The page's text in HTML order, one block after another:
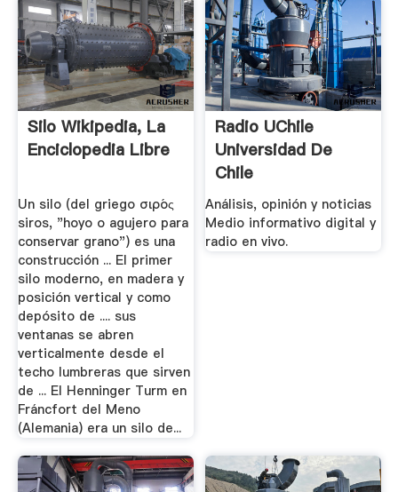
Silo Wikipedia, La
Enciclopedia Libre
Un silo (del griego σιρός
siros, "hoyo o agujero para
conservar grano") es una
construcción ... El primer
silo moderno, en madera y
posición vertical y como
depósito de .... sus
ventanas se abren
verticalmente desde el
techo lumbreras que sirven
de ... El Henninger Turm en
Fráncfort del Meno
(Alemania) era un silo de...
Radio UChile
Universidad De
Chile
Análisis, opinión y noticias
Medio informativo digital y
radio en vivo.